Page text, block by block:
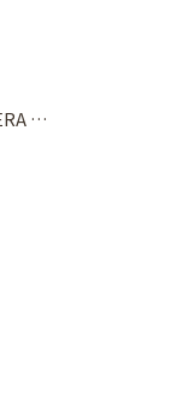
ESTAMPA TANGUERA MILONGA